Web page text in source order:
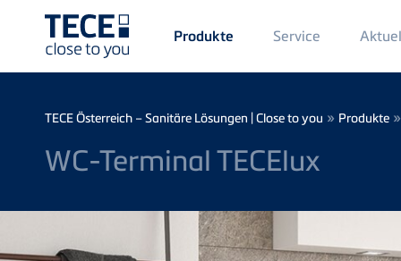
Main
Menü
1
Produkte Service
Breadcrumb
TECE Österreich – Sanitäre Lösungen | Close to you » Produkte »
WC-Terminal TECElux